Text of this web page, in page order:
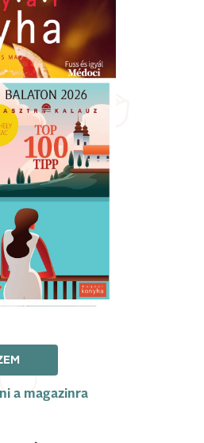
a magazinra